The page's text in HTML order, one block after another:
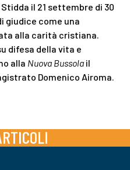
il 21 settembre di 30
giudice come una
alla carità cristiana.
difesa della vita e
alla Nuova Bussola il
Domenico Airoma.